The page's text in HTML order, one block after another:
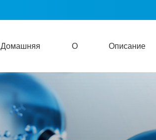
Домашняя
Страница
О
Синьцзине
Описание
Продукта